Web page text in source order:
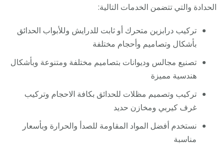
الحدادة والتي تتضمن الخدمات التالية:
تركيب درابزين متحرك أو ثابت للدرايش وللأبواب الحدائق
بأشكال وتصاميم وأحجام مختلفة
تصنيع مجالس وديوانات بتصاميم مختلفة ومتنوعة وبأشكال
هندسية مميزة
تركيب وتصميم مظلات للحدائق بكافة الاحجام وتركيب
غرف كيربي ومخازن حديد
نستخدم أفضل المواد المقاومة للصدأ والحرارة وبأسعار
مناسبة